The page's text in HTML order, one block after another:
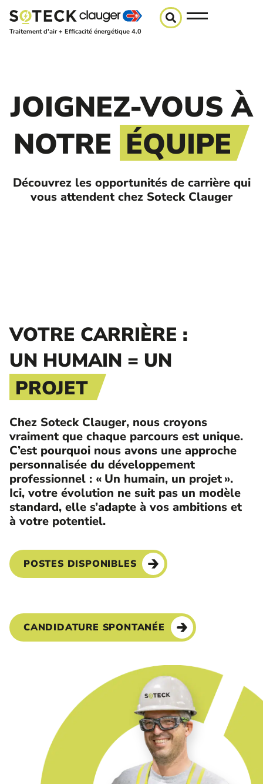
Traitement d'air + Efficacité énergétique 4.0
JOIGNEZ-VOUS À
NOTRE ÉQUIPE
Découvrez les opportunités de carrière qui
vous attendent chez Soteck Clauger
VOTRE CARRIÈRE :
UN HUMAIN = UN
PROJET
Chez Soteck Clauger, nous croyons
vraiment que chaque parcours est unique.
C’est pourquoi nous avons une approche
personnalisée du développement
professionnel : « Un humain, un projet ».
Ici, votre évolution ne suit pas un modèle
standard, elle s’adapte à vos ambitions et
à votre potentiel.
POSTES DISPONIBLES
CANDIDATURE SPONTANÉE